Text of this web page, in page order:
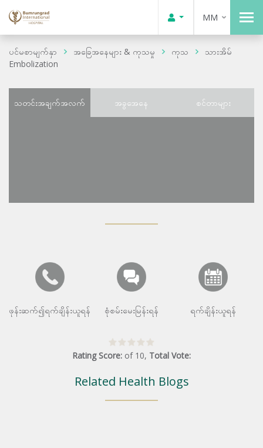
MM
ပင်မစာမျက်နှာ အခြေအနေများ & ကုသမှု ကုသ
သားအိမ်
Embolization
သတင်းအချက်အလက် အခွအေနေ စင်တာများ
ဖုန်းဆက်၍ရက်ချိန်းယူရန် စုံစမ်းမေးမြန်းရန် ရက်ချိန်းယူရန်
Rating Score: of 10, Total Vote:
Related Health Blogs